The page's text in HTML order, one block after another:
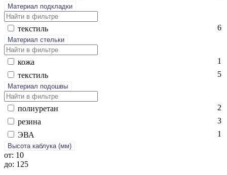
Материал подкладки
текс­тиль 6
Материал стельки
ко­жа
1
текс­тиль
5
Материал подошвы
по­ли­уре­тан
2
ре­зина
3
ЭВА
1
Высота каблука (мм)
от: 10
до: 125